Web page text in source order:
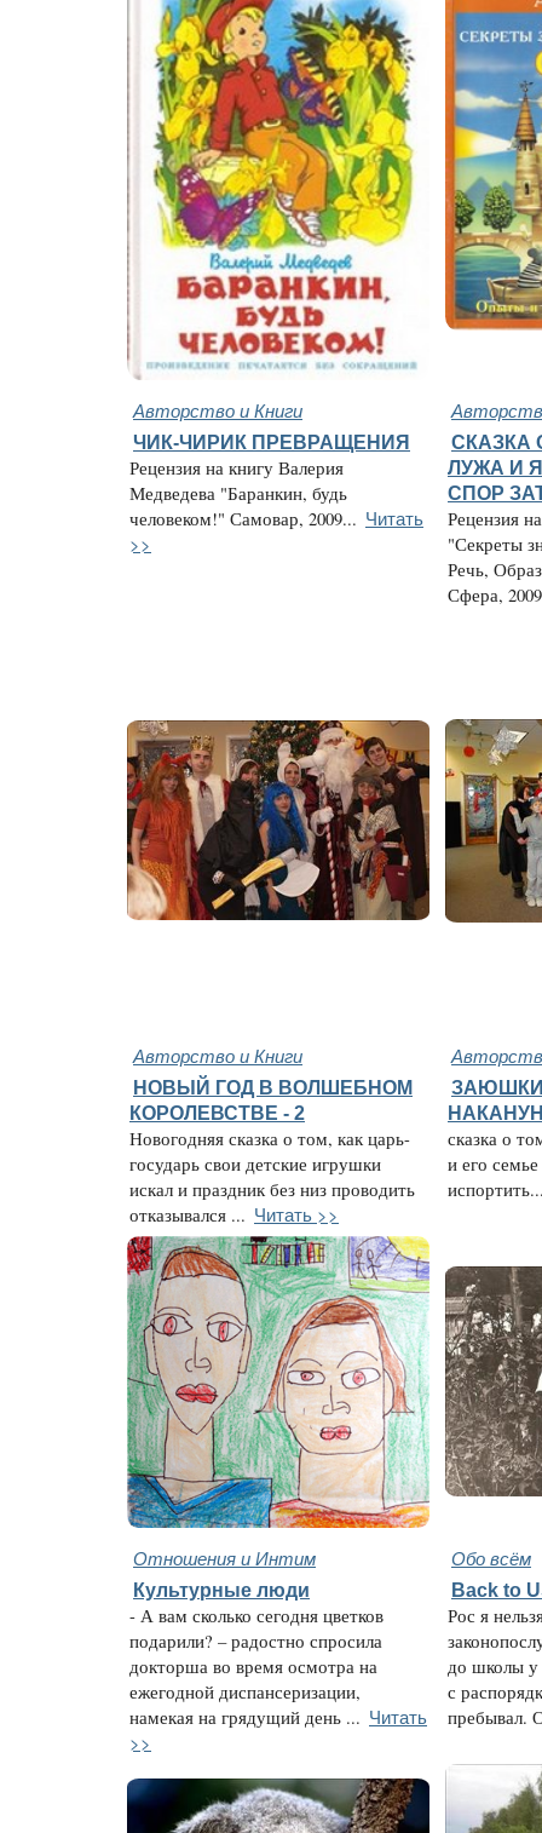
Авторство и Книги
ЧИК-ЧИРИК ПРЕВРАЩЕНИЯ
Рецензия на книгу Валерия
Медведева "Баранкин, будь
человеком!" Самовар, 2009... Читать
>>
СКАЗКА
ЛУЖА И
СПОР
Рецензия
"Секреты
Речь,
Сфера,
Авторство и Книги
НОВЫЙ ГОД В ВОЛШЕБНОМ
КОРОЛЕВСТВЕ - 2
Новогодняя сказка о том, как царь-
государь свои детские игрушки
искал и праздник без низ проводить
отказывался ... Читать >>
сказка о
и его
Отношения и Интим Обо всём
Культурные люди
- А вам сколько сегодня цветков
подарили? – радостно спросила
докторша во время осмотра на
ежегодной диспансеризации,
намекая на грядущий день ... Читать
>>
Back to
Рос я
до школы у
с
пребывал.